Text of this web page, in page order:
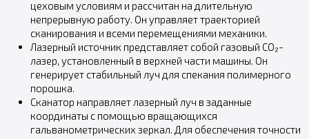
цеховым условиям и рассчитан на длительную
непрерывную работу. Он управляет траекторией
сканирования и всеми перемещениями механики.
Лазерный источник представляет собой газовый CO₂-
лазер, установленный в верхней части машины. Он
генерирует стабильный луч для спекания полимерного
порошка.
Сканатор направляет лазерный луч в заданные
координаты с помощью вращающихся
гальванометрических зеркал. Для обеспечения точности